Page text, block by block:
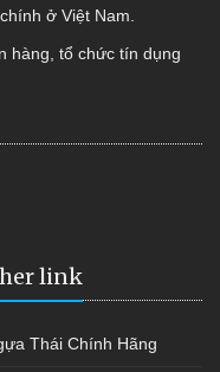
ở Việt Nam.
hàng, tổ chức tín dụng
link
Thái Chính Hãng